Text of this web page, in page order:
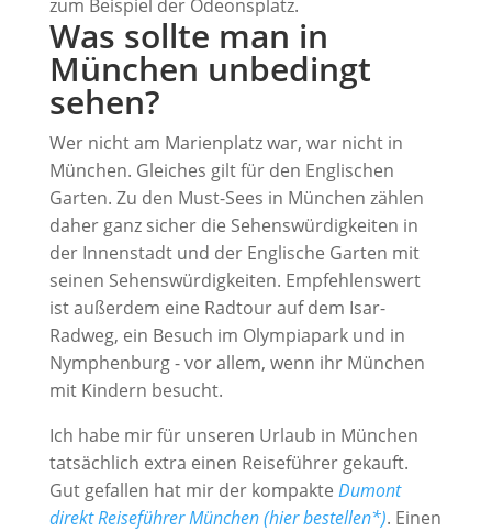
zum Beispiel der Odeonsplatz.
Was sollte man in
München unbedingt
sehen?
Wer nicht am Marienplatz war, war nicht in
München. Gleiches gilt für den Englischen
Garten. Zu den Must-Sees in München zählen
daher ganz sicher die Sehenswürdigkeiten in
der Innenstadt und der Englische Garten mit
seinen Sehenswürdigkeiten. Empfehlenswert
ist außerdem eine Radtour auf dem Isar-
Radweg, ein Besuch im Olympiapark und in
Nymphenburg - vor allem, wenn ihr München
mit Kindern besucht.
Ich habe mir für unseren Urlaub in München
tatsächlich extra einen Reiseführer gekauft.
Gut gefallen hat mir der kompakte Dumont
direkt Reiseführer München (hier bestellen*). Einen